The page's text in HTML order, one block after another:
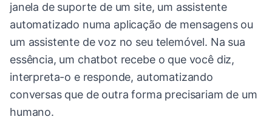
janela de suporte de um site, um assistente
automatizado numa aplicação de mensagens ou
um assistente de voz no seu telemóvel. Na sua
essência, um chatbot recebe o que você diz,
interpreta-o e responde, automatizando
conversas que de outra forma precisariam de um
humano.